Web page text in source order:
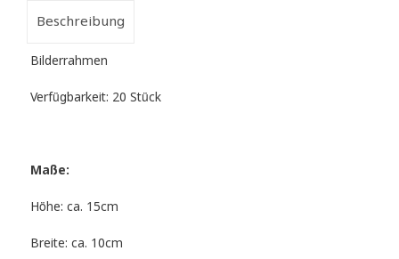
Beschreibung
Bilderrahmen
Verfügbarkeit: 20 Stück
Maße:
Höhe: ca. 15cm
Breite: ca. 10cm